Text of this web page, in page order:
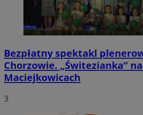
Bezpłatny spektakl
Chorzowie. „Świtezianka”
Maciejkowicach
3